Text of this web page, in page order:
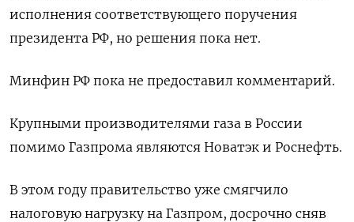
исполнения соответствующего поручения
президента РФ, но решения пока нет.
Минфин РФ пока не предоставил комментарий.
Крупными производителями газа в России
помимо Газпрома являются Новатэк и Роснефть.
В этом году правительство уже смягчило
налоговую нагрузку на Газпром, досрочно сняв